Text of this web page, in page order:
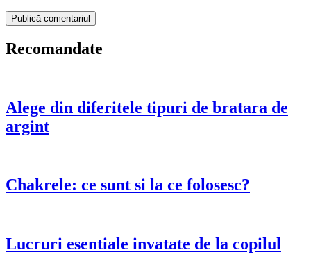
Recomandate
Alege din diferitele tipuri de bratara de
argint
Chakrele: ce sunt si la ce folosesc?
Lucruri esentiale invatate de la copilul